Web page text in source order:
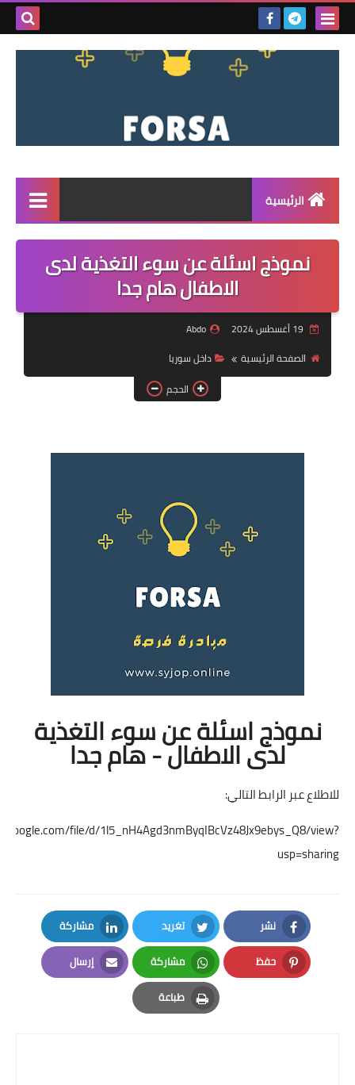
بحث
الرئيسية
القائمة
مناقصات
فرص عمل داخل سوريا
فرص عمل في العراق
فرص عمل في اليمن
نموذج اسئلة عن سوء التغذية لدى
الاطفال هام جدا
Abdo
الصفحة الرئيسية
داخل سوريا
الحجم
نموذج اسئلة عن سوء التغذية
لدى الاطفال - هام جدا
للاطلاع عبر الرابط التالي:
file/d/1l5_nH4Agd3nmByqIBcVz48Jx9ebys_Q8/view?
usp=sharing
نشر
Facebook
تغريد
Twitter
مشاركة
LinkedIn
حفظ
Pinterest
مشاركة
Whatsapp
إرسال
Email
طباعة
Print